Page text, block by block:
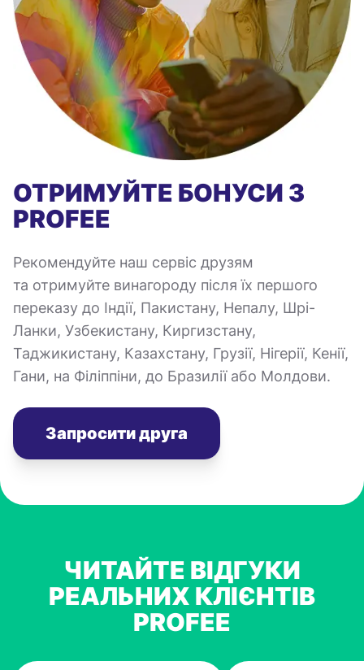
ОТРИМУЙТЕ БОНУСИ З
PROFEE
Рекомендуйте наш сервіс друзям
та отримуйте винагороду після їх першого
переказу до Індії, Пакистану, Непалу, Шрі-
Ланки, Узбекистану, Киргизстану,
Таджикистану, Казахстану, Грузії, Нігерії, Кенії,
Гани, на Філіппіни, до Бразилії або Молдови.
Запросити друга
ЧИТАЙТЕ ВІДГУКИ
РЕАЛЬНИХ КЛІЄНТІВ
PROFEE